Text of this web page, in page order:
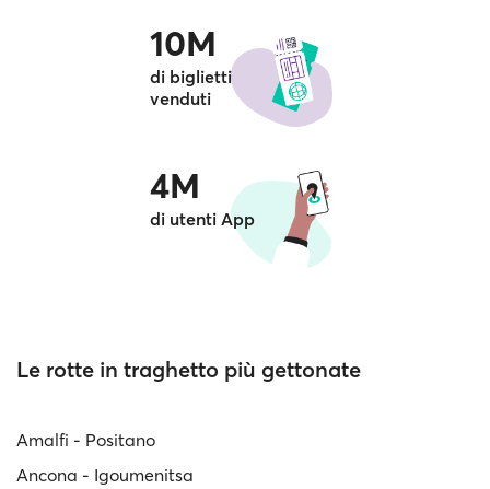
10M
di biglietti
venduti
4M
di utenti App
Le rotte in traghetto più gettonate
Amalfi - Positano
Ancona - Igoumenitsa